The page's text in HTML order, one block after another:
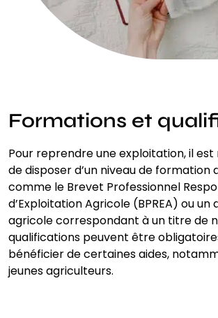
Formations et
Pour reprendre une exploitation, il
de disposer d’un niveau de formation
comme le Brevet Professionnel
d’Exploitation Agricole (BPREA) ou un
agricole correspondant à un titre de
qualifications peuvent être
bénéficier de certaines aides,
jeunes agriculteurs.